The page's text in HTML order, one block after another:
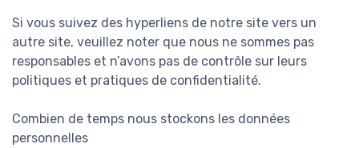
Si vous suivez des hyperliens de notre site vers un
autre site, veuillez noter que nous ne sommes pas
responsables et n’avons pas de contrôle sur leurs
politiques et pratiques de confidentialité.
Combien de temps nous stockons les données
personnelles